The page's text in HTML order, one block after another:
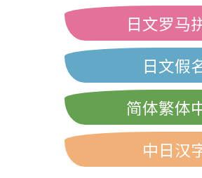
日文罗马
日文假
简体繁体
中日汉